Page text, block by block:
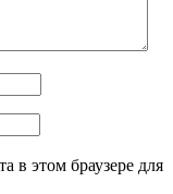
в этом браузере для